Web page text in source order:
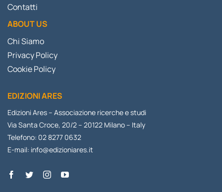
Contatti
ABOUT US
Chi Siamo
Privacy Policy
Cookie Policy
EDIZIONI ARES
Edizioni Ares – Associazione ricerche e studi
Via Santa Croce, 20/2 – 20122 Milano – Italy
Telefono: 02 8277 0632
E-mail: info@edizioniares.it